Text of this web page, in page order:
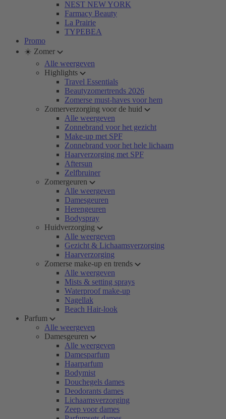
NEST NEW YORK
Farmacy Beauty
La Prairie
TYPEBEA
Promo
☀️ Zomer
Alle weergeven
Highlights
Travel Essentials
Beautyzomertrends 2026
Zomerse must-haves voor hem
Zomerverzorging voor de huid
Alle weergeven
Zonnebrand voor het gezicht
Make-up met SPF
Zonnebrand voor het hele lichaam
Haarverzorging met SPF
Aftersun
Zelfbruiner
Zomergeuren
Alle weergeven
Damesgeuren
Herengeuren
Bodyspray
Huidverzorging
Alle weergeven
Gezicht & Lichaamsverzorging
Haarverzorging
Zomerse make-up en trends
Alle weergeven
Mists & setting sprays
Waterproof make-up
Nagellak
Beach Hair-look
Parfum
Alle weergeven
Damesgeuren
Alle weergeven
Damesparfum
Haarparfum
Bodymist
Douchegels dames
Deodorants dames
Lichaamsverzorging
Zeep voor dames